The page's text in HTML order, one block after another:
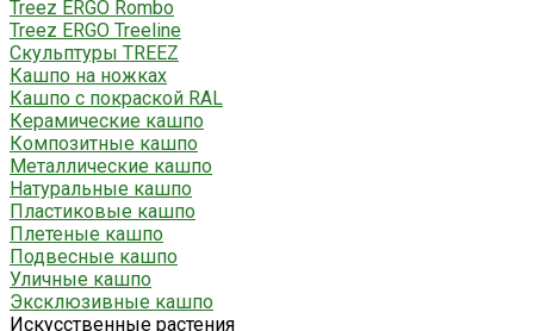
Treez ERGO Rombo
Treez ERGO Treeline
Скульптуры TREEZ
Кашпо на ножках
Кашпо с покраской RAL
Керамические кашпо
Композитные кашпо
Металлические кашпо
Натуральные кашпо
Пластиковые кашпо
Плетеные кашпо
Подвесные кашпо
Уличные кашпо
Эксклюзивные кашпо
Искусственные растения